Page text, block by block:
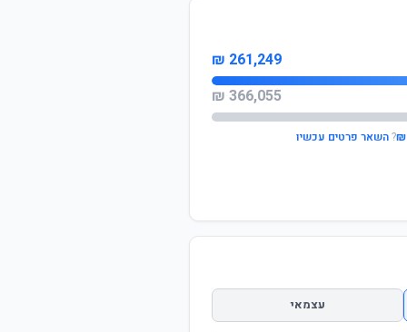
261,249 ₪
366,055 ₪
?השאר פרטים עכשיו
עצמאי